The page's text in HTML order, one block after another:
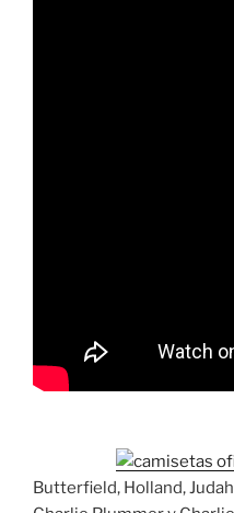
Butterfield, Holland,